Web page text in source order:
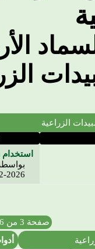
الزراعية
استخدام
بواسطة
02-2026
صفحة 3 من 26
أدوات